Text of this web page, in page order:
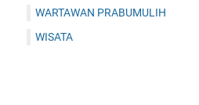
WARTAWAN PRABUMULIH
WISATA